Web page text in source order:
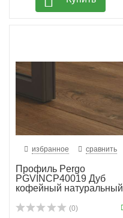
избранное сравнить
Профиль Pergo
PGVINCP40019 Дуб
кофейный натуральный
(0)